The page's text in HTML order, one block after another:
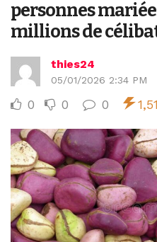
personnes
millions de
thies24
05/01/2026 2:34 PM
0 0 0